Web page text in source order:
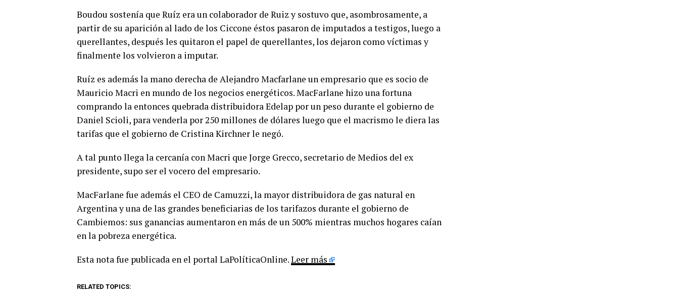
Boudou sostenía que Ruíz era un colaborador de Ruiz y sostuvo que, asombrosamente, a
partir de su aparición al lado de los Ciccone éstos pasaron de imputados a testigos, luego a
querellantes, después les quitaron el papel de querellantes, los dejaron como víctimas y
finalmente los volvieron a imputar.
Ruíz es además la mano derecha de Alejandro Macfarlane un empresario que es socio de
Mauricio Macri en mundo de los negocios energéticos. MacFarlane hizo una fortuna
comprando la entonces quebrada distribuidora Edelap por un peso durante el gobierno de
Daniel Scioli, para venderla por 250 millones de dólares luego que el macrismo le diera las
tarifas que el gobierno de Cristina Kirchner le negó.
A tal punto llega la cercanía con Macri que Jorge Grecco, secretario de Medios del ex
presidente, supo ser el vocero del empresario.
MacFarlane fue además el CEO de Camuzzi, la mayor distribuidora de gas natural en
Argentina y una de las grandes beneficiarias de los tarifazos durante el gobierno de
Cambiemos: sus ganancias aumentaron en más de un 500% mientras muchos hogares caían
en la pobreza energética.
Esta nota fue publicada en el portal LaPolíticaOnline.Leer más
RELATED TOPICS: